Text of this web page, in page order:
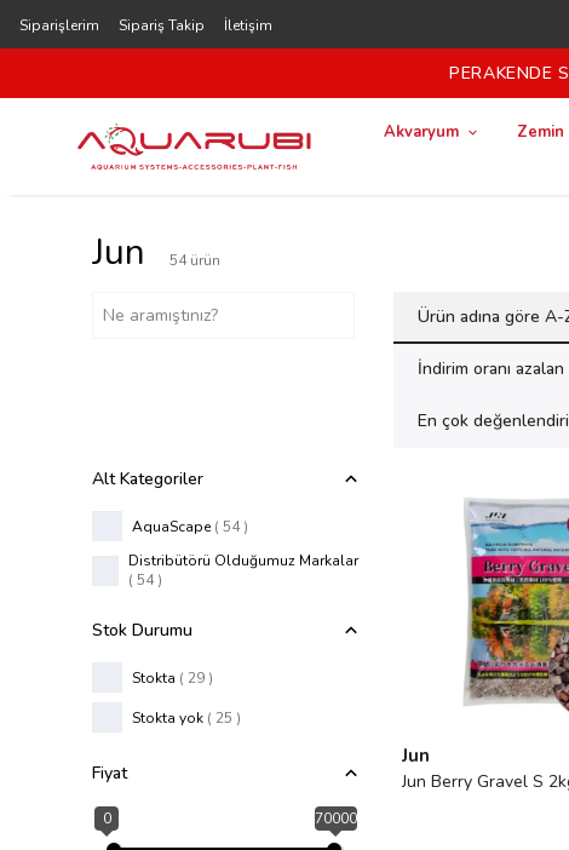
Siparişlerim Sipariş Takip İletişim
PERAKENDE
Akvaryum
Jun 54 ürün
Ürün adına göre A-
İndirim oranı azalan
En çok
Alt Kategoriler
AquaScape ( 54)
Distribütörü Olduğumuz Markalar
(54)
Stok Durumu
Stokta ( 29 )
Stokta yok ( 25 )
Fiyat
0 70000
Jun
Jun Berry Gravel S